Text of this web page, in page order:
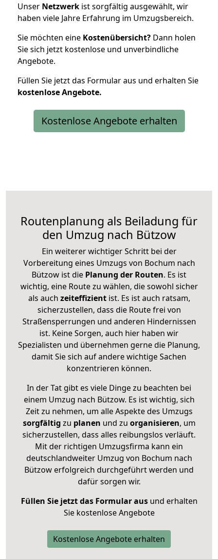
Unser Netzwerk ist sorgfältig ausgewählt, wir
haben viele Jahre Erfahrung im Umzugsbereich.
Sie möchten eine Kostenübersicht? Dann holen
Sie sich jetzt kostenlose und unverbindliche
Angebote.
Füllen Sie jetzt das Formular aus und erhalten Sie
kostenloseAngebote.
Kostenlose Angebote erhalten
Routenplanung als Beiladung für
den Umzug nach Bützow
Ein weiterer wichtiger Schritt bei der
Vorbereitung eines Umzugs von Bochum nach
Bützow ist die Planung der Routen. Es ist
wichtig, eine Route zu wählen, die sowohl sicher
als auch zeiteffizientist. Es ist auch ratsam,
sicherzustellen, dass die Route frei von
Straßensperrungen und anderen Hindernissen
ist. Keine Sorgen, auch hier haben wir
Spezialisten und übernehmen gerne die Planung,
damit Sie sich auf andere wichtige Sachen
konzentrieren können.
In der Tat gibt es viele Dinge zu beachten bei
einem Umzug nach Bützow. Es ist wichtig, sich
Zeit zu nehmen, um alle Aspekte des Umzugs
sorgfältig zu planen und zu organisieren, um
sicherzustellen, dass alles reibungslos verläuft.
Mit der richtigen Umzugsfirma kann ein
deutschlandweiter Umzug von Bochum nach
Bützow erfolgreich durchgeführt werden und
dafür sorgen wir.
Füllen Sie jetzt das Formular ausund erhalten
Sie kostenlose Angebote
Kostenlose Angebote erhalten